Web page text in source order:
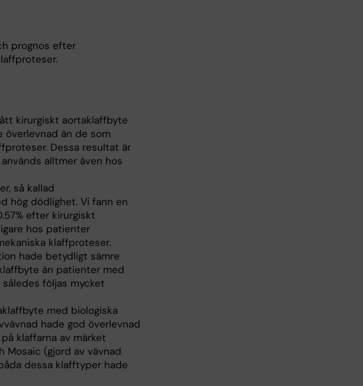
prognos efter
kirurgiskt aortaklaffbyte
överlevnad än de som
Dessa resultat är
alltmer även hos
så kallad
hög dödlighet. Vi fann en
efter kirurgiskt
hos patienter
klaffproteser.
hade betydligt sämre
än patienter med
följas mycket
med biologiska
hade god överlevnad
klaffarna av märket
Mosaic (gjord av vävnad
dessa klafftyper hade